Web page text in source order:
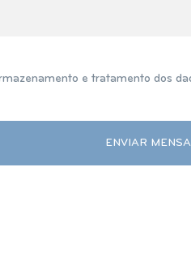
e tratamento dos